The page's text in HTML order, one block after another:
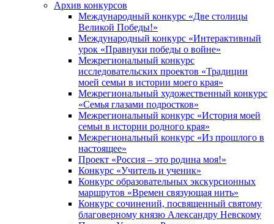
Архив конкурсов
Международный конкурс «Две столицы
Великой Победы!»
Международный конкурс «Интерактивный
урок «Правнуки победы о войне»
Межрегиональный конкурс
исследовательских проектов «Традиции
моей семьи в истории моего края»
Межрегиональный художественный конкурс
«Семья глазами подростков»
Межрегиональный конкурс «История моей
семьи в истории родного края»
Межрегиональный конкурс «Из прошлого в
настоящее»
Проект «Россия – это родина моя!»
Конкурс «Учитель и ученик»
Конкурс образовательных экскурсионных
маршрутов «Времен связующая нить»
Конкурс сочинений, посвященный святому
благоверному князю Александру Невскому